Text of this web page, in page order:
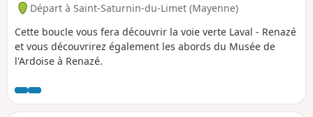
Départ à Saint-Saturnin-du-Limet (Mayenne)
Cette boucle vous fera découvrir la voie verte Laval - Renazé
et vous découvrirez également les abords du Musée de
l'Ardoise à Renazé.